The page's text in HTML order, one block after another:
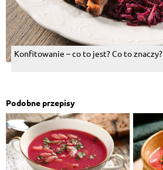
Konfitowanie – co to jest? Co to znaczy?
Podobne przepisy